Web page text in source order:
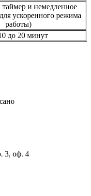
и немедленное
ускоренного режима
работы)
до 20 минут
3, оф. 4